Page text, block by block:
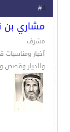
3
مشاري بن
مشرف
آخبار ومناسبات
والديار وقصص